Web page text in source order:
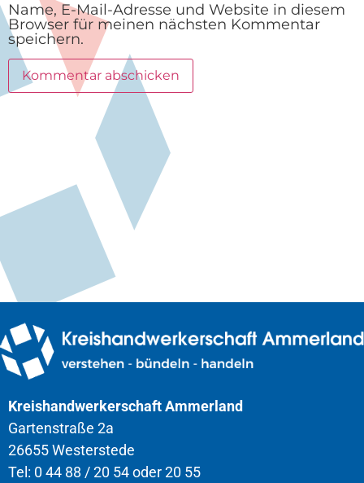
Name, E-Mail-Adresse und Website in diesem
Browser für meinen nächsten Kommentar
speichern.
Kreishandwerkerschaft Ammerland
Gartenstraße 2a
26655 Westerstede
Tel: 0 44 88 / 20 54 oder 20 55